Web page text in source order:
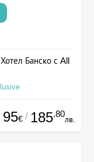
Банско с All
95€ / 185.80
лв.